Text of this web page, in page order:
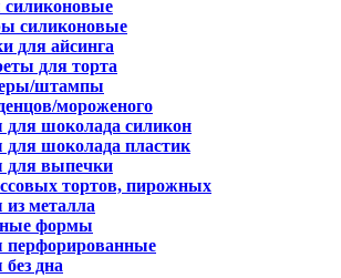
силиконовые
для айсинга
для торта
штампы
мороженого
шоколада силикон
шоколада пластик
выпечки
тортов, пирожных
металла
формы
дна